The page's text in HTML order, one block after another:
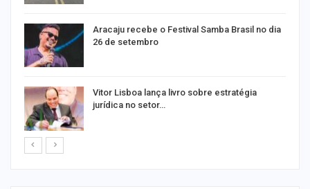
Aracaju recebe o Festival Samba Brasil no dia
26 de setembro
Vitor Lisboa lança livro sobre estratégia
jurídica no setor…